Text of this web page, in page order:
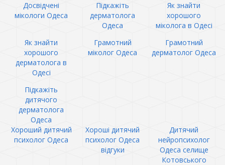
Досвідчені
мікологи Одеса
Підкажіть
дерматолога
Одеса
Як знайти
хорошого
міколога в Одесі
Як знайти
хорошого
дерматолога в
Одесі
Грамотний
міколог Одеса
Грамотний
дерматолог Одеса
Підкажіть
дитячого
дерматолога
Одеса
Хороший дитячий
психолог Одеса
Хороші дитячий
психолог Одеса
відгуки
Дитячий
нейропсихолог
Одеса селище
Котовського